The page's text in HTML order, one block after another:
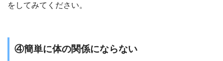
をしてみてください。
④簡単に体の関係にならない